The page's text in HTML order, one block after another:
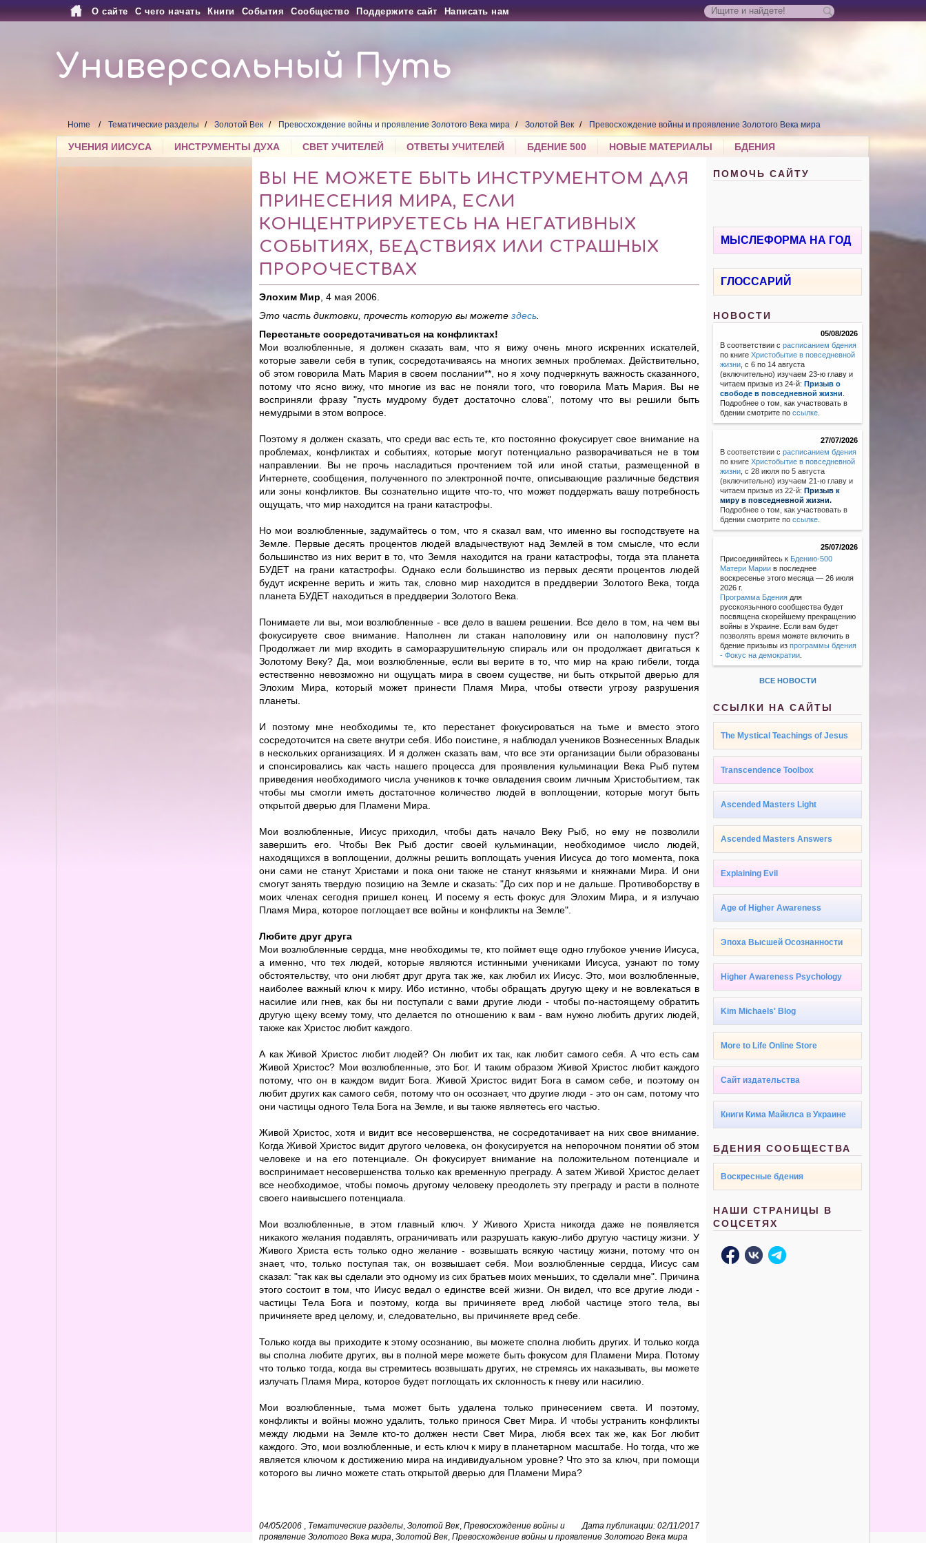
О сайте С чего начать Книги События Сообщество Поддержите сайт Написать нам
Универсальный Путь
Home Тематические разделы Золотой Век Превосхождение войны и проявление Золотого Века мира Золотой Век Превосхождение войны и проявление Золотого Века мира
УЧЕНИЯ ИИСУСА ИНСТРУМЕНТЫ ДУХА СВЕТ УЧИТЕЛЕЙ ОТВЕТЫ УЧИТЕЛЕЙ БДЕНИЕ 500 НОВЫЕ МАТЕРИАЛЫ БДЕНИЯ
ВЫ НЕ МОЖЕТЕ БЫТЬ ИНСТРУМЕНТОМ ДЛЯ
ПРИНЕСЕНИЯ МИРА, ЕСЛИ
КОНЦЕНТРИРУЕТЕСЬ НА НЕГАТИВНЫХ
СОБЫТИЯХ, БЕДСТВИЯХ ИЛИ СТРАШНЫХ
ПРОРОЧЕСТВАХ
Элохим Мир, 4 мая 2006.
Это часть диктовки, прочесть которую вы можете здесь.
Перестаньте сосредотачиваться на конфликтах!
Мои возлюбленные, я должен сказать вам, что я вижу очень много искренних искателей,
которые завели себя в тупик, сосредотачиваясь на многих земных проблемах. Действительно,
об этом говорила Мать Мария в своем послании**, но я хочу подчеркнуть важность сказанного,
потому что ясно вижу, что многие из вас не поняли того, что говорила Мать Мария. Вы не
восприняли фразу "пусть мудрому будет достаточно слова", потому что вы решили быть
немудрыми в этом вопросе.
Поэтому я должен сказать, что среди вас есть те, кто постоянно фокусирует свое внимание на
проблемах, конфликтах и событиях, которые могут потенциально разворачиваться не в том
направлении. Вы не прочь насладиться прочтением той или иной статьи, размещенной в
Интернете, сообщения, полученного по электронной почте, описывающие различные бедствия
или зоны конфликтов. Вы сознательно ищите что-то, что может поддержать вашу потребность
ощущать, что мир находится на грани катастрофы.
Но мои возлюбленные, задумайтесь о том, что я сказал вам, что именно вы господствуете на
Земле. Первые десять процентов людей владычествуют над Землей в том смысле, что если
большинство из них верит в то, что Земля находится на грани катастрофы, тогда эта планета
БУДЕТ на грани катастрофы. Однако если большинство из первых десяти процентов людей
будут искренне верить и жить так, словно мир находится в преддверии Золотого Века, тогда
планета БУДЕТ находиться в преддверии Золотого Века.
Понимаете ли вы, мои возлюбленные - все дело в вашем решении. Все дело в том, на чем вы
фокусируете свое внимание. Наполнен ли стакан наполовину или он наполовину пуст?
Продолжает ли мир входить в саморазрушительную спираль или он продолжает двигаться к
Золотому Веку? Да, мои возлюбленные, если вы верите в то, что мир на краю гибели, тогда
естественно невозможно ни ощущать мира в своем существе, ни быть открытой дверью для
Элохим Мира, который может принести Пламя Мира, чтобы отвести угрозу разрушения
планеты.
И поэтому мне необходимы те, кто перестанет фокусироваться на тьме и вместо этого
сосредоточится на свете внутри себя. Ибо поистине, я наблюдал учеников Вознесенных Владык
в нескольких организациях. И я должен сказать вам, что все эти организации были образованы
и спонсировались как часть нашего процесса для проявления кульминации Века Рыб путем
приведения необходимого числа учеников к точке овладения своим личным Христобытием, так
чтобы мы смогли иметь достаточное количество людей в воплощении, которые могут быть
открытой дверью для Пламени Мира.
Мои возлюбленные, Иисус приходил, чтобы дать начало Веку Рыб, но ему не позволили
завершить его. Чтобы Век Рыб достиг своей кульминации, необходимое число людей,
находящихся в воплощении, должны решить воплощать учения Иисуса до того момента, пока
они сами не станут Христами и пока они также не станут князьями и княжнами Мира. И они
смогут занять твердую позицию на Земле и сказать: "До сих пор и не дальше. Противоборству в
моих членах сегодня пришел конец. И посему я есть фокус для Элохим Мира, и я излучаю
Пламя Мира, которое поглощает все войны и конфликты на Земле".
Любите друг друга
Мои возлюбленные сердца, мне необходимы те, кто поймет еще одно глубокое учение Иисуса,
а именно, что тех людей, которые являются истинными учениками Иисуса, узнают по тому
обстоятельству, что они любят друг друга так же, как любил их Иисус. Это, мои возлюбленные,
наиболее важный ключ к миру. Ибо истинно, чтобы обращать другую щеку и не вовлекаться в
насилие или гнев, как бы ни поступали с вами другие люди - чтобы по-настоящему обратить
другую щеку всему тому, что делается по отношению к вам - вам нужно любить других людей,
также как Христос любит каждого.
А как Живой Христос любит людей? Он любит их так, как любит самого себя. А что есть сам
Живой Христос? Мои возлюбленные, это Бог. И таким образом Живой Христос любит каждого
потому, что он в каждом видит Бога. Живой Христос видит Бога в самом себе, и поэтому он
любит других как самого себя, потому что он осознает, что другие люди - это он сам, потому что
они частицы одного Тела Бога на Земле, и вы также являетесь его частью.
Живой Христос, хотя и видит все несовершенства, не сосредотачивает на них свое внимание.
Когда Живой Христос видит другого человека, он фокусируется на непорочном понятии об этом
человеке и на его потенциале. Он фокусирует внимание на положительном потенциале и
воспринимает несовершенства только как временную преграду. А затем Живой Христос делает
все необходимое, чтобы помочь другому человеку преодолеть эту преграду и расти в полноте
своего наивысшего потенциала.
Мои возлюбленные, в этом главный ключ. У Живого Христа никогда даже не появляется
никакого желания подавлять, ограничивать или разрушать какую-либо другую частицу жизни. У
Живого Христа есть только одно желание - возвышать всякую частицу жизни, потому что он
знает, что, только поступая так, он возвышает себя. Мои возлюбленные сердца, Иисус сам
сказал: "так как вы сделали это одному из сих братьев моих меньших, то сделали мне". Причина
этого состоит в том, что Иисус ведал о единстве всей жизни. Он видел, что все другие люди -
частицы Тела Бога и поэтому, когда вы причиняете вред любой частице этого тела, вы
причиняете вред целому, и, следовательно, вы причиняете вред себе.
Только когда вы приходите к этому осознанию, вы можете сполна любить других. И только когда
вы сполна любите других, вы в полной мере можете быть фокусом для Пламени Мира. Потому
что только тогда, когда вы стремитесь возвышать других, не стремясь их наказывать, вы можете
излучать Пламя Мира, которое будет поглощать их склонность к гневу или насилию.
Мои возлюбленные, тьма может быть удалена только принесением света. И поэтому,
конфликты и войны можно удалить, только принося Свет Мира. И чтобы устранить конфликты
между людьми на Земле кто-то должен нести Свет Мира, любя всех так же, как Бог любит
каждого. Это, мои возлюбленные, и есть ключ к миру в планетарном масштабе. Но тогда, что же
является ключом к достижению мира на индивидуальном уровне? Что это за ключ, при помощи
которого вы лично можете стать открытой дверью для Пламени Мира?
04/05/2006 Дата публикации: 02/11/2017
, Тематические разделы, Золотой Век, Превосхождение войны и
проявление Золотого Века мира, Золотой Век, Превосхождение войны и проявление Золотого Века мира
ПОМОЧЬ САЙТУ
МЫСЛЕФОРМА НА ГОД
ГЛОССАРИЙ
НОВОСТИ
05/08/2026
В соответствии срасписанием бдения
по книгеХристобытие в повседневной
жизни , с 6 по 14 августа
(включительно) изучаем 23-ю главу и
читаем призыв из 24-й: Призыв о
свободе в повседневной жизни
Подробнее о том, как участвовать в
бдении смотрите поссылке
27/07/2026
В соответствии с расписанием бдения
по книгеХристобытие в повседневной
жизни с 28 июля по 5 августа
(включительно) изучаем 21-ю главу и
читаем призыв из 22-й: Призыв к
миру в повседневной жизни.
Подробнее о том, как участвовать в
бдении смотрите поссылке
25/07/2026
Присоединяйтесь к Бдению-500
Матери Марии в последнее
воскресенье этого месяца — 26 июля
2026 г.
Программа Бдения для
русскоязычного сообщества будет
посвящена скорейшему прекращению
войны в Украине. Если вам будет
позволять время можете включить в
бдение призывы изпрограммы бдения
- Фокус на демократии
ВСЕ НОВОСТИ
ССЫЛКИ НА САЙТЫ
The Mystical Teachings of Jesus
Transcendence Toolbox
Ascended Masters Light
Ascended Masters Answers
Explaining Evil
Age of Higher Awareness
Эпоха Высшей Осознанности
Higher Awareness Psychology
Kim Michaels' Blog
More to Life Online Store
Сайт издательства
Книги Кима Майклса в Украине
БДЕНИЯ СООБЩЕСТВА
Воскресные бдения
НАШИ СТРАНИЦЫ В
СОЦСЕТЯХ